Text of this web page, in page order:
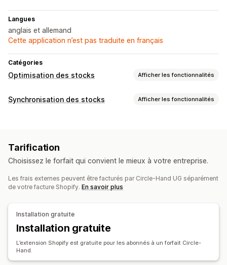
Langues
anglais et allemand
Cette application n’est pas traduite en français
Catégories
Optimisation des stocks Afficher les fonctionnalités
Gestion des stocks
SKU Importation et exportation
Optimisation par intelligence artificielle
Automatisation des flux de travail Multicanal
Notifications et analyses de données
Notifications sur les produits à remettre en stock
Notifications sur les produits en rupture de stock
Synchronisation des stocks Afficher les fonctionnalités
Codes-barres
Automatique Manuelle Groupée En temps réel
Personnalisée
Alertes e-mail
Alertes de niveau de stock faible
Importation et exportation de données
Indicateurs de performance Statut en temps réel
Tarification
Choisissez le forfait qui convient le mieux à votre entreprise.
Les frais externes peuvent être facturés par Circle-Hand UG séparément
de votre facture Shopify. En savoir plus
Installation gratuite
Installation gratuite
L’extension Shopify est gratuite pour les abonnés à un forfait Circle-
Hand.